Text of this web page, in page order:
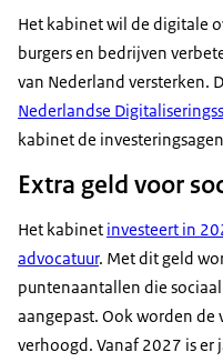
Het kabinet wil de digitale
burgers en bedrijven
van Nederland versterken.
Nederlandse
kabinet de
Extra geld voor
Het kabinet investeert in
advocatuur. Met dit geld
puntenaantallen die
aangepast. Ook worden
verhoogd. Vanaf 2027 is